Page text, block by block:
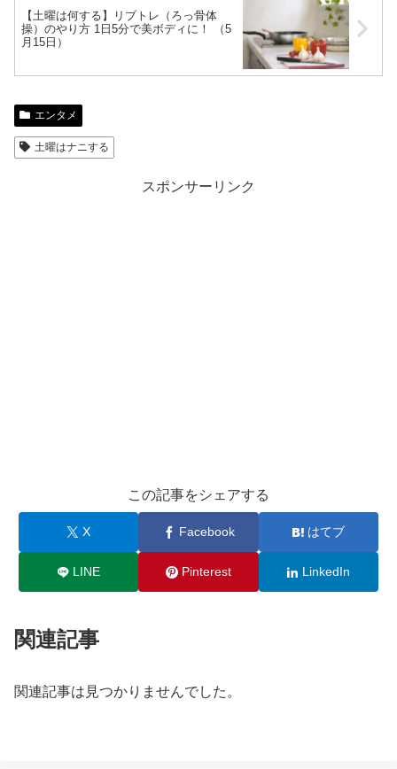
【土曜は何する】リブトレ（ろっ骨体
操）のやり方 1日5分で美ボディに！ （5
月15日）
エンタメ
土曜はナニする
スポンサーリンク
この記事をシェアする
X Facebook はてブ
LINE Pinterest LinkedIn
関連記事
関連記事は見つかりませんでした。